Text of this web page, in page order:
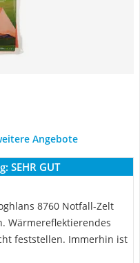
Angebote
SEHR GUT
8760 Notfall-Zelt
Wärmereflektierendes
feststellen. Immerhin ist